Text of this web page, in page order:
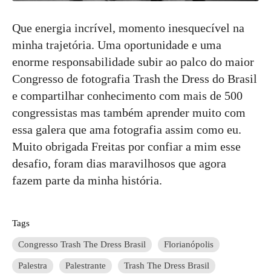
Que energia incrível, momento inesquecível na
minha trajetória. Uma oportunidade e uma
enorme responsabilidade subir ao palco do maior
Congresso de fotografia Trash the Dress do Brasil
e compartilhar conhecimento com mais de 500
congressistas mas também aprender muito com
essa galera que ama fotografia assim como eu.
Muito obrigada Freitas por confiar a mim esse
desafio, foram dias maravilhosos que agora
fazem parte da minha história.
Tags
Congresso Trash The Dress Brasil Florianópolis
Palestra Palestrante Trash The Dress Brasil